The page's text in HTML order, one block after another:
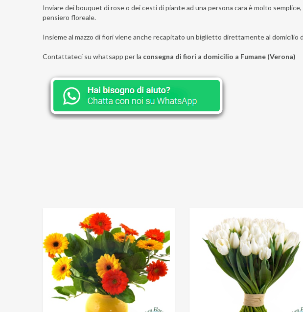
Inviare dei bouquet di rose o dei cesti di piante ad una persona cara è molto
pensiero floreale.
Insieme al mazzo di fiori viene anche recapitato un biglietto direttamente al domicilio
Contattateci su whatsapp per la consegna di fiori a domicilio a Fumane (Verona)